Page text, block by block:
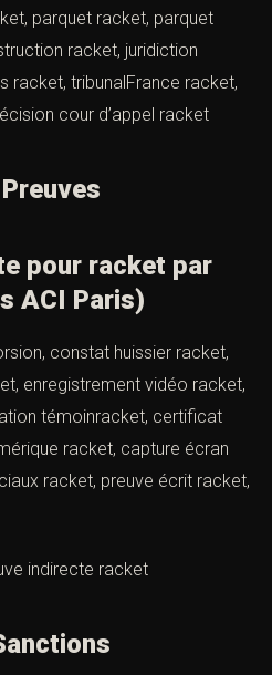
racket, procédure civile
référé racket, mesure
racket, cour
racket,
parquet racket, parquet
racket, juridiction
racket, tribunalFrance
décision cour d’appel
pour racket par
ACI Paris)